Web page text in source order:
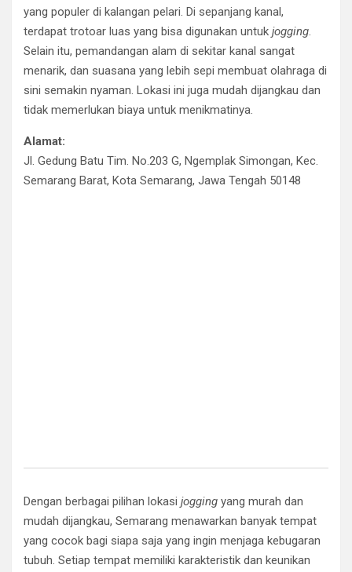
yang populer di kalangan pelari. Di sepanjang kanal,
terdapat trotoar luas yang bisa digunakan untuk jogging.
Selain itu, pemandangan alam di sekitar kanal sangat
menarik, dan suasana yang lebih sepi membuat olahraga di
sini semakin nyaman. Lokasi ini juga mudah dijangkau dan
tidak memerlukan biaya untuk menikmatinya.
Alamat:
Jl. Gedung Batu Tim. No.203 G, Ngemplak Simongan, Kec.
Semarang Barat, Kota Semarang, Jawa Tengah 50148
Dengan berbagai pilihan lokasi jogging yang murah dan
mudah dijangkau, Semarang menawarkan banyak tempat
yang cocok bagi siapa saja yang ingin menjaga kebugaran
tubuh. Setiap tempat memiliki karakteristik dan keunikan